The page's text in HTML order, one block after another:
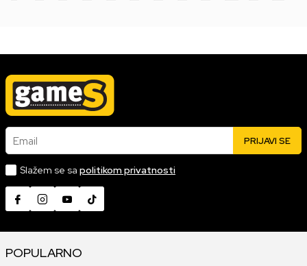
Email PRIJAVI SE
Slažem se sa politikom privatnosti
POPULARNO